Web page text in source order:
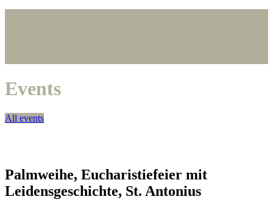
Events
All events
Palmweihe, Eucharistiefeier mit
Leidensgeschichte, St. Antonius